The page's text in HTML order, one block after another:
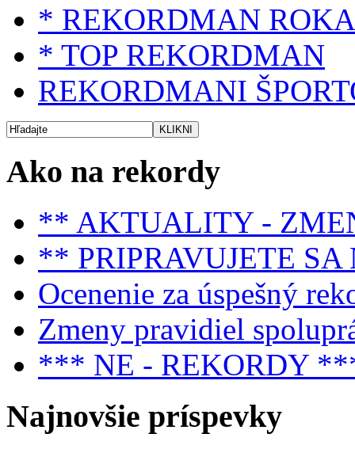
* REKORDMAN ROKA
* TOP REKORDMAN
REKORDMANI
Ako na rekordy
** AKTUALITY -
** PRIPRAVUJETE SA
Ocenenie za úspešný
Zmeny pravidiel
*** NE - REKORDY
Najnovšie príspevky